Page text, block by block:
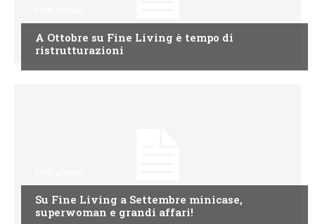
A Ottobre su Fine Living è tempo di
ristrutturazioni
Su Fine Living a Settembre minicase,
superwoman e grandi affari!